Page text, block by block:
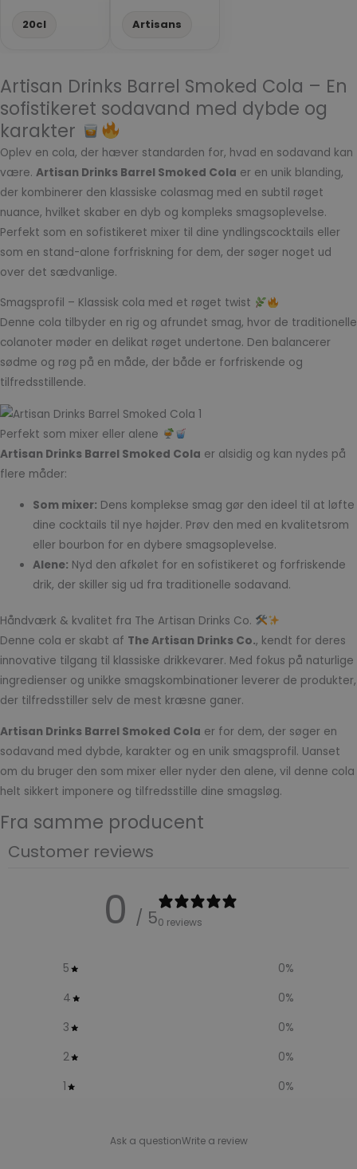
20cl Artisans
Artisan Drinks Barrel Smoked Cola – En
sofistikeret sodavand med dybde og
karakter
Oplev en cola, der hæver standarden for, hvad en sodavand kan
være. Artisan Drinks Barrel Smoked Cola er en unik blanding,
der kombinerer den klassiske colasmag med en subtil røget
nuance, hvilket skaber en dyb og kompleks smagsoplevelse.
Perfekt som en sofistikeret mixer til dine yndlingscocktails eller
som en stand-alone forfriskning for dem, der søger noget ud
over det sædvanlige.
Smagsprofil – Klassisk cola med et røget twist
Denne cola tilbyder en rig og afrundet smag, hvor de traditionelle
colanoter møder en delikat røget undertone. Den balancerer
sødme og røg på en måde, der både er forfriskende og
tilfredsstillende.
Perfekt som mixer eller alene
Artisan Drinks Barrel Smoked Cola er alsidig og kan nydes på
flere måder:
Som mixer: Dens komplekse smag gør den ideel til at løfte
dine cocktails til nye højder. Prøv den med en kvalitetsrom
eller bourbon for en dybere smagsoplevelse.
Alene: Nyd den afkølet for en sofistikeret og forfriskende
drik, der skiller sig ud fra traditionelle sodavand.
Håndværk & kvalitet fra The Artisan Drinks Co.
Denne cola er skabt af The Artisan Drinks Co., kendt for deres
innovative tilgang til klassiske drikkevarer. Med fokus på naturlige
ingredienser og unikke smagskombinationer leverer de produkter,
der tilfredsstiller selv de mest kræsne ganer.
Artisan Drinks Barrel Smoked Cola er for dem, der søger en
sodavand med dybde, karakter og en unik smagsprofil. Uanset
om du bruger den som mixer eller nyder den alene, vil denne cola
helt sikkert imponere og tilfredsstille dine smagsløg.
Fra samme producent
Customer reviews
0 / 50 reviews
5 0%
4
0%
3
0%
2
0%
1
0%
Ask a questionWrite a review